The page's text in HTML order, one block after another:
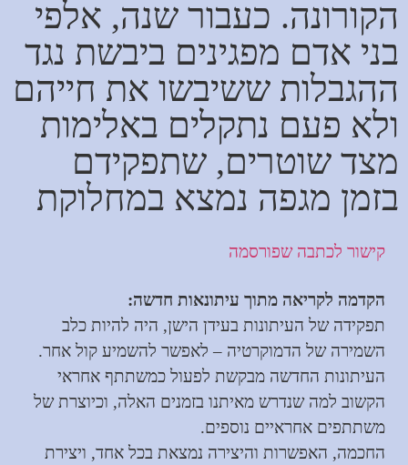
הקורונה. כעבור שנה, אלפי
בני אדם מפגינים ביבשת נגד
ההגבלות ששיבשו את חייהם
ולא פעם נתקלים באלימות
מצד שוטרים, שתפקידם
בזמן מגפה נמצא במחלוקת
קישור לכתבה שפורסמה
הקדמה לקריאה מתוך עיתונאות חדשה:
תפקידה של העיתונות בעידן הישן, היה להיות כלב
השמירה של הדמוקרטיה – לאפשר להשמיע קול אחר.
העיתונות החדשה מבקשת לפעול כמשתתף אחראי
הקשוב למה שנדרש מאיתנו בזמנים האלה, וכיוצרת של
משתתפים אחראיים נוספים.
החכמה, האפשרות והיצירה נמצאת בכל אחד, ויצירת